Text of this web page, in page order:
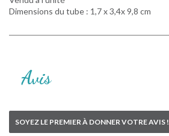
Dimensions du tube : 1,7 x 3,4x 9,8 cm
Avis
SOYEZ LE PREMIER À DONNER VOTRE AVIS !